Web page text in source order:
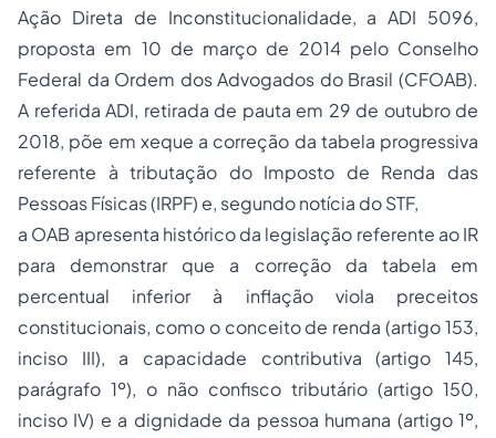
Ação Direta de Inconstitucionalidade, a ADI 5096,
proposta em 10 de março de 2014 pelo Conselho
Federal da Ordem dos Advogados do Brasil (CFOAB).
A referida ADI, retirada de pauta em 29 de outubro de
2018, põe em xeque a correção da tabela progressiva
referente à tributação do Imposto de Renda das
Pessoas Físicas (IRPF) e, segundo notícia do STF,
a OAB apresenta histórico da legislação referente ao IR
para demonstrar que a correção da tabela em
percentual inferior à inflação viola preceitos
constitucionais, como o conceito de renda (artigo 153,
inciso III), a capacidade contributiva (artigo 145,
parágrafo 1º), o não confisco tributário (artigo 150,
inciso IV) e a dignidade da pessoa humana (artigo 1º,